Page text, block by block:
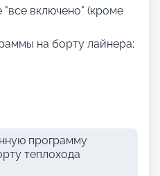
включено" (кроме
на борту лайнера;
программу
теплохода